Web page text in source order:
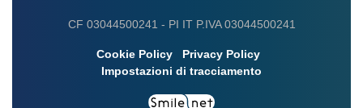
CF 03044500241 - PI IT P.IVA 03044500241
Cookie Policy
Privacy Policy
Impostazioni di tracciamento